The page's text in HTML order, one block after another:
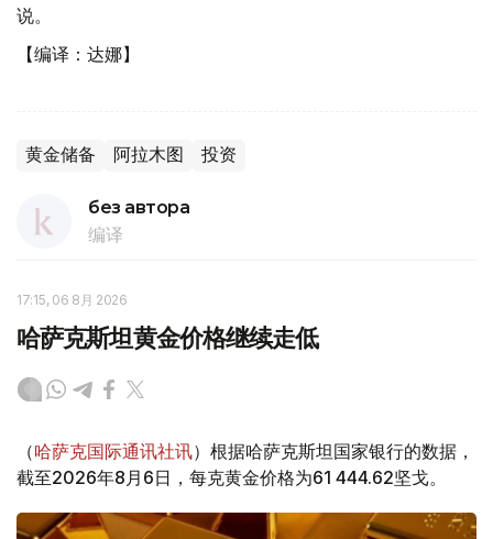
说。
【编译：达娜】
黄金储备 阿拉木图 投资
без автора
编译
17:15, 06 8月 2026
哈萨克斯坦黄金价格继续走低
（哈萨克国际通讯社讯）根据哈萨克斯坦国家银行的数据，
截至2026年8月6日，每克黄金价格为61 444.62坚戈。